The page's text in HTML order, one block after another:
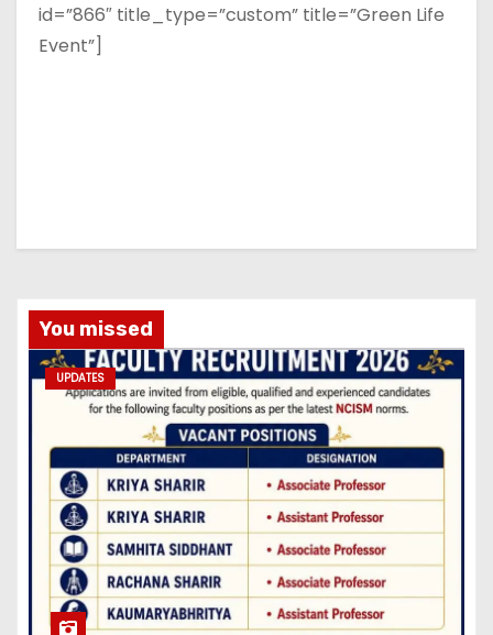
id=”866″ title_type=”custom” title=”Green Life
Event”]
You missed
UPDATES